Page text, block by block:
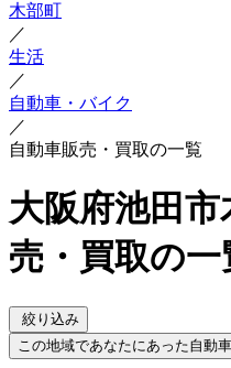
木部町
／
生活
／
自動車・バイク
／
自動車販売・買取の一覧
大阪府池田
売・買取の一
絞り込み
この地域であなたにあった自動